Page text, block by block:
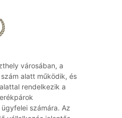
városában, a
alatt működik, és
rendelkezik a
számára. Az